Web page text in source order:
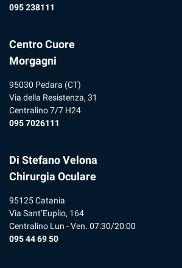
095 238111
Centro Cuore
Morgagni
95030 Pedara (CT)
Via della Resistenza, 31
Centralino 7/7 H24
095 7026111
Di Stefano Velona
Chirurgia Oculare
95125 Catania
Via Sant’Euplio, 164
Centralino Lun - Ven. 07:30/20:00
095 44 69 50